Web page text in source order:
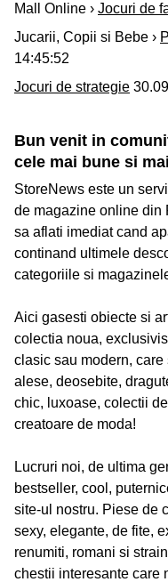
Mall Online › Jocuri de
Jucarii, Copii si Bebe ›
14:45:52
Jocuri de strategie
Bun venit in
cele mai bune si
StoreNews este un
de magazine online din
sa aflati imediat cand
continand ultimele
categoriile si
Aici gasesti obiecte si
colectia noua,
clasic sau modern,
alese, deosebite,
chic, luxoase, colectii
creatoare de moda!
Lucruri noi, de ultima
bestseller, cool,
site-ul nostru. Piese de
sexy, elegante, de fite,
renumiti, romani si
chestii interesante care